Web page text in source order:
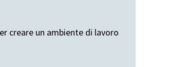
creare un ambiente di lavoro